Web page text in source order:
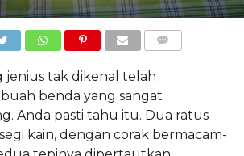
jenius tak dikenal telah
benda yang sangat
Anda pasti tahu itu. Dua ratus
kain, dengan corak bermacam-